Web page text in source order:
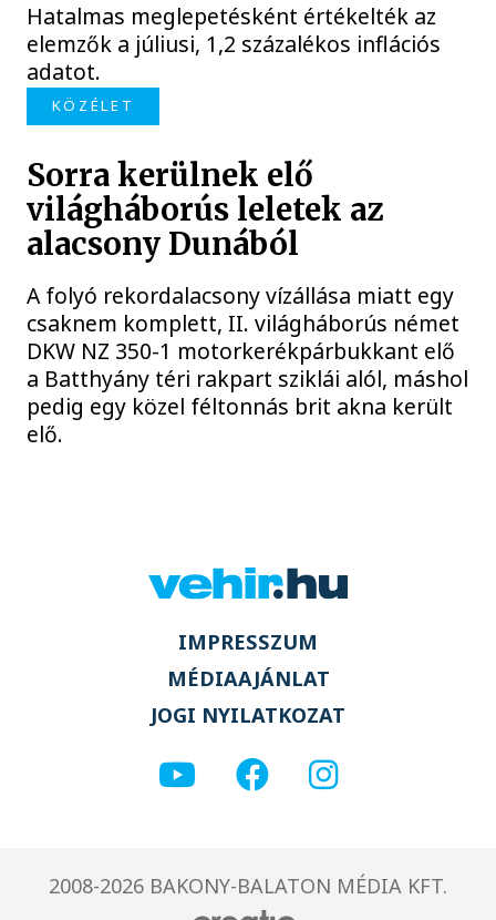
Hatalmas meglepetésként értékelték az
elemzők a júliusi, 1,2 százalékos inflációs
adatot.
KÖZÉLET
Sorra kerülnek elő
világháborús leletek az
alacsony Dunából
A folyó rekordalacsony vízállása miatt egy
csaknem komplett, II. világháborús német
DKW NZ 350-1 motorkerékpárbukkant elő
a Batthyány téri rakpart sziklái alól, máshol
pedig egy közel féltonnás brit akna került
elő.
IMPRESSZUM
MÉDIAAJÁNLAT
JOGI NYILATKOZAT
2008-2026 BAKONY-BALATON MÉDIA KFT.